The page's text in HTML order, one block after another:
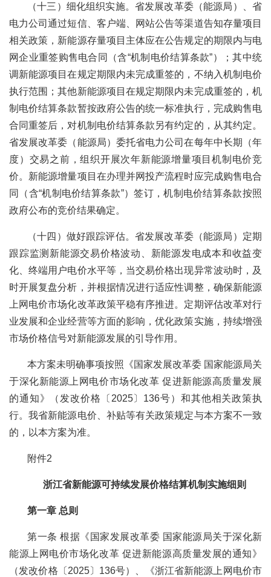
（十三）细化组织实施。省发展改革委（能源局）、省
电力公司通过短信、客户端、网站公告等渠道告知存量项目
相关政策，新能源存量项目主体应在公告规定的期限内与电
网企业重签购售电合同（含“机制电价结算条款”）；其中统
调新能源项目在规定期限内未完成重签的，不纳入机制电价
执行范围；其他新能源项目在规定期限内未完成重签的，机
制电价结算条款暂按政府公告的统一标准执行，完成购售电
合同重签后，对机制电价结算条款另有约定的，从其约定。
省发展改革委（能源局）委托省电力公司在每年中长期（年
度）交易之前，组织开展次年新能源增量项目机制电价竞
价。新能源增量项目在办理并网投产流程时应完成购售电合
同（含“机制电价结算条款”）签订，机制电价结算条款按照
政府公布的竞价结果确定。
（十四）做好跟踪评估。省发展改革委（能源局）定期
跟踪监测新能源交易价格波动、新能源发电成本和收益变
化、终端用户电价水平等，当交易价格出现异常波动时，及
时开展复盘分析，并根据情况进行适应性调整，确保新能源
上网电价市场化改革政策平稳有序推进。定期评估改革对行
业发展和企业经营等方面的影响，优化政策实施，持续增强
市场价格信号对新能源发展的引导作用。
本方案未明确事项按照《国家发展改革委 国家能源局关
于深化新能源上网电价市场化改革 促进新能源高质量发展
的通知》（发改价格〔2025〕136号）和其他相关政策执
行。我省新能源电价、补贴等有关政策规定与本方案不一致
的，以本方案为准。
附件2
浙江省新能源可持续发展价格结算机制实施细则
第一章 总则
第一条 根据《国家发展改革委 国家能源局关于深化新
能源上网电价市场化改革 促进新能源高质量发展的通知》
（发改价格〔2025〕136号）、《浙江省新能源上网电价市